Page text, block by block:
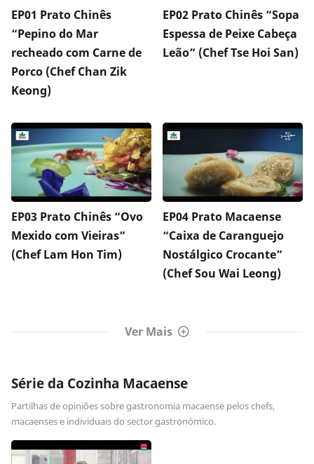
EP01 Prato Chinês
“Pepino do Mar
recheado com Carne de
Porco (Chef Chan Zik
Keong)
EP02 Prato Chinês “Sopa
Espessa de Peixe Cabeça
Leão” (Chef Tse Hoi San)
EP03 Prato Chinês “Ovo
Mexido com Vieiras”
(Chef Lam Hon Tim)
EP04 Prato Macaense
“Caixa de Caranguejo
Nostálgico Crocante”
(Chef Sou Wai Leong)
Ver Mais
Série da Cozinha Macaense
Partilhas de opiniões sobre gastronomia macaense pelos chefs,
macaenses e individuais do sector gastronómico.